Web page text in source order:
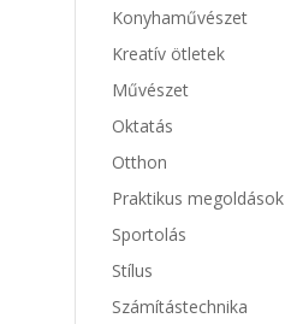
Konyhaművészet
Kreatív ötletek
Művészet
Oktatás
Otthon
Praktikus megoldások
Sportolás
Stílus
Számítástechnika